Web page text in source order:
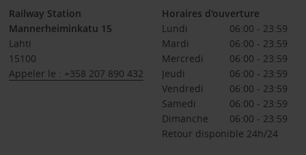
Railway Station
Mannerheiminkatu 15
Lahti
15100
Appeler le : +358 207 890 432
Horaires d'ouverture
Lundi
06:00 - 23:59
Mardi
06:00 - 23:59
Mercredi
06:00 - 23:59
Jeudi
06:00 - 23:59
Vendredi
06:00 - 23:59
Samedi
06:00 - 23:59
Dimanche
06:00 - 23:59
Retour disponible 24h/24